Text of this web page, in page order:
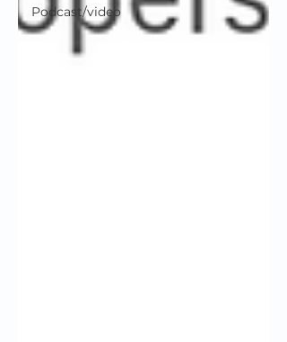
Podcast/video